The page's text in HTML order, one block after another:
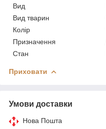
Вид
Вид тварин
Колір
Призначення
Стан
Приховати
Умови доставки
Нова Пошта